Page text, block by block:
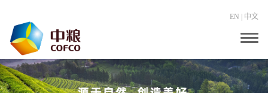
EN 中文
T
g
g
e